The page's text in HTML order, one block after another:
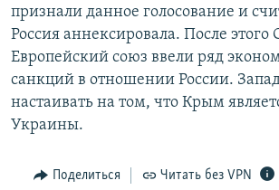
признали данное голосование и
Россия аннексировала. После
Европейский союз ввели ряд
санкций в отношении России.
настаивать на том, что Крым
Украины.
Поделиться Читать без VPN